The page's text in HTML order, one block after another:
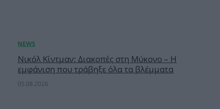
Νικόλ Κίντμαν: Διακοπές στη Μύκονο – Η
εμφάνιση που τράβηξε όλα τα βλέμματα
05.08.2026